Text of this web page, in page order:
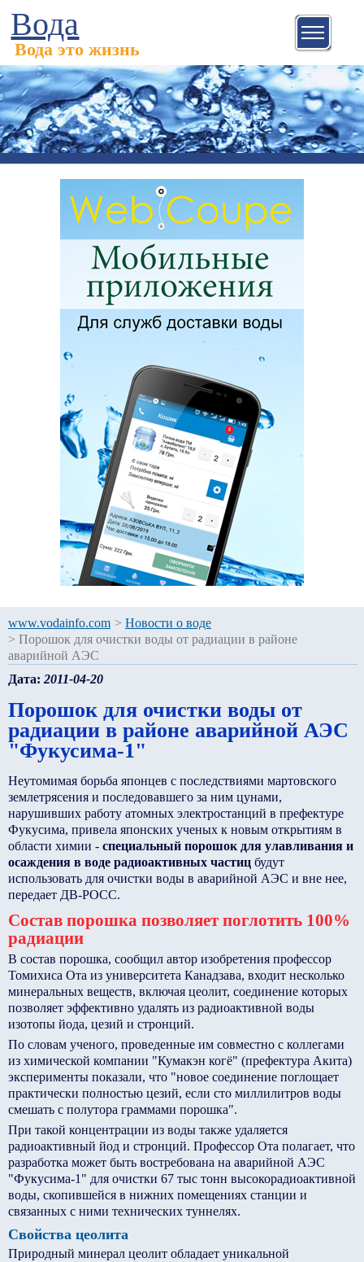
Вода
Вода это жизнь
www.vodainfo.com > Новости о воде
> Порошок для очистки воды от радиации в районе
аварийной АЭС
Дата: 2011-04-20
Порошок для очистки воды от
радиации в районе аварийной АЭС
"Фукусима-1"
Неутомимая борьба японцев с последствиями мартовского
землетрясения и последовавшего за ним цунами,
нарушивших работу атомных электростанций в префектуре
Фукусима, привела японских ученых к новым открытиям в
области химии - специальный порошок для улавливания и
осаждения в воде радиоактивных частиц будут
использовать для очистки воды в аварийной АЭС и вне нее,
передает ДВ-РОСС.
Состав порошка позволяет поглотить 100%
радиации
В состав порошка, сообщил автор изобретения профессор
Томихиса Ота из университета Канадзава, входит несколько
минеральных веществ, включая цеолит, соединение которых
позволяет эффективно удалять из радиоактивной воды
изотопы йода, цезий и стронций.
По словам ученого, проведенные им совместно с коллегами
из химической компании "Кумакэн когё" (префектура Акита)
эксперименты показали, что "новое соединение поглощает
практически полностью цезий, если сто миллилитров воды
смешать с полутора граммами порошка".
При такой концентрации из воды также удаляется
радиоактивный йод и стронций. Профессор Ота полагает, что
разработка может быть востребована на аварийной АЭС
"Фукусима-1" для очистки 67 тыс тонн высокорадиоактивной
воды, скопившейся в нижних помещениях станции и
связанных с ними технических туннелях.
Свойства цеолита
Природный минерал цеолит обладает уникальной